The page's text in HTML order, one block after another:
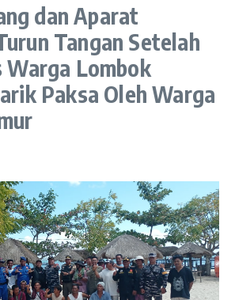
dan Aparat
Tangan Setelah
Warga Lombok
Paksa Oleh Warga